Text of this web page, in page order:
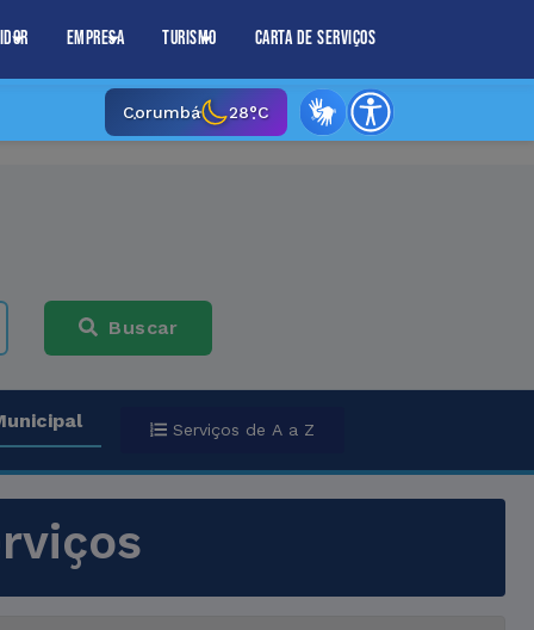
Empresa Turismo Carta de Serviços
Corumbá 28°C
Buscar
Serviços de A a Z